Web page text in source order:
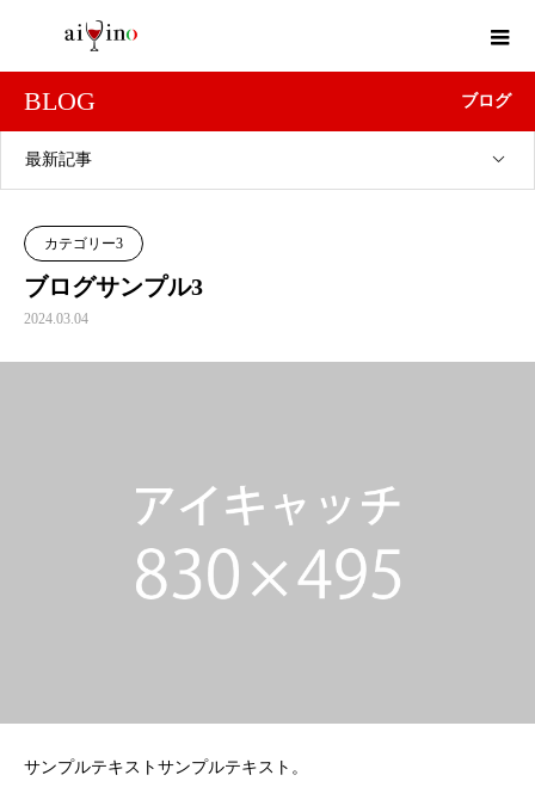
BLOG ブログ
最新記事
カテゴリー3
ブログサンプル3
2024.03.04
サンプルテキストサンプルテキスト。